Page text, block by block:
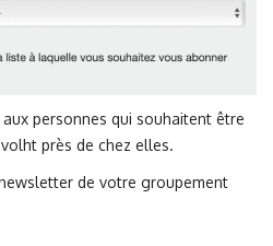
personnes qui souhaitent être
près de chez elles.
de votre groupement